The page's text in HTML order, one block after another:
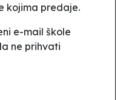
kojima predaje.
e-mail škole
ne prihvati